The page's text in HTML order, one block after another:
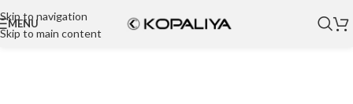
Skip to navigation
Skip to main content
MENU